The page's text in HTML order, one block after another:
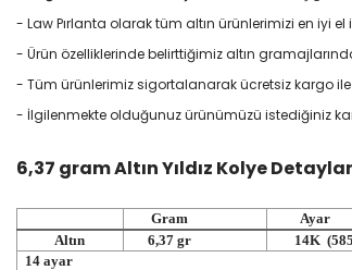
- Law Pırlanta olarak tüm altın ürünlerimizi en iyi
- Ürün özelliklerinde belirttiğimiz altın
- Tüm ürünlerimiz sigortalanarak ücretsiz kargo ile
- İlgilenmekte olduğunuz ürünümüzü istediğiniz
6,37 gramAltın Yıldız Kolye
Gram Ayar
Altın
6,37 gr 14K
14 ayar